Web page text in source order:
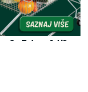
Extra. A ti?